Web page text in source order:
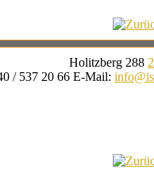
Holitzberg 288
/ 537 20 66 E-Mail: